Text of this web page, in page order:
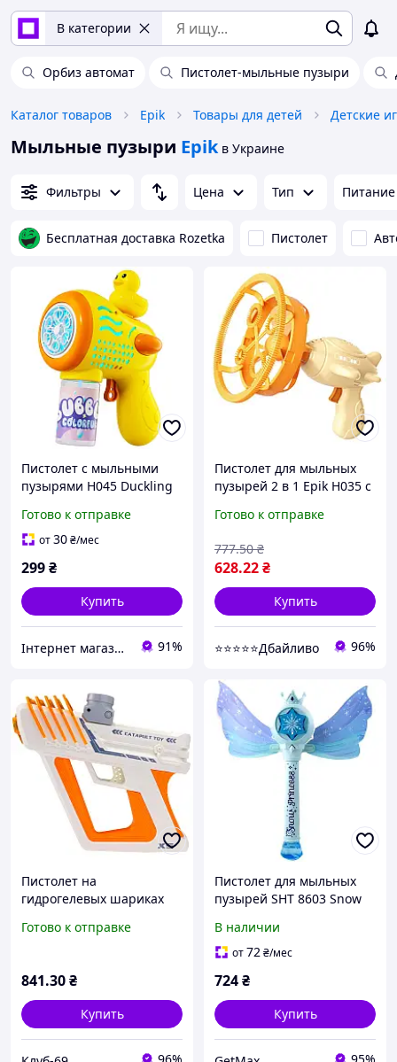
В категории
Орбиз автомат Пистолет-мыльные пузыри
Каталог товаров Epik Товары для детей Детские
Мыльные пузыри Epik в Украине
Фильтры Цена Тип Питание
Бесплатная доставка Rozetka Пистолет
Пистолет с мыльными
пузырями H045 Duckling
Готово к отправке
от30₴/мес
299₴
Купить
Інтернет магазин магазин Top Aroma And Tech 91%
Пистолет для мыльных
пузырей 2 в 1 Epik H035 с
пластик бежевый (924779)
Готово к отправке
628.22₴
777.50 ₴
Купить
⭐⭐⭐⭐⭐Дбайливо 96%
Пистолет на
гидрогелевых шариках
873 Orange " KLB"
Готово к отправке
841.30₴
Купить
Пистолет для мыльных
пузырей SHT 8603 Snow
2x130мл раствора, синий
В наличии
от72₴/мес
724₴
Купить